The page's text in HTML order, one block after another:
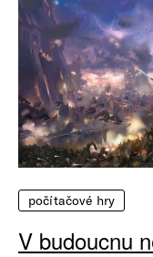
počítačové hry
V budoucnu